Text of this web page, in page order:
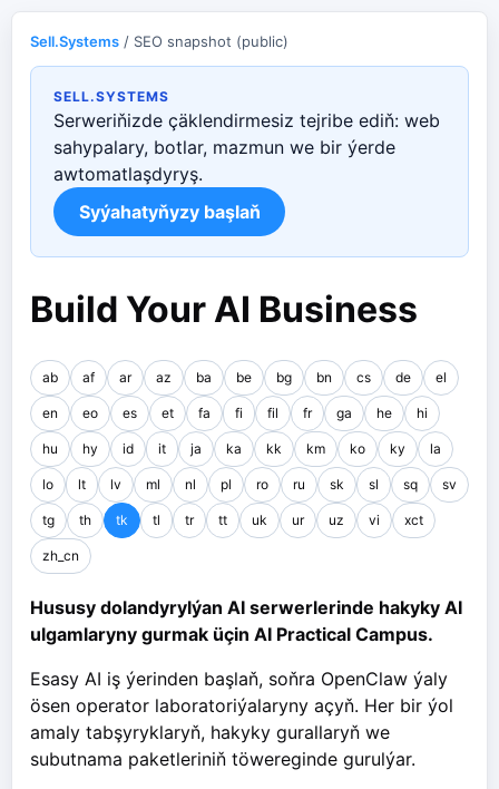
Sell.Systems / SEO snapshot (public)
SELL.SYSTEMS
Serweriňizde çäklendirmesiz tejribe ediň: web
sahypalary, botlar, mazmun we bir ýerde
awtomatlaşdyryş.
Syýahatyňyzy başlaň
Build Your AI Business
ab af ar az ba be bg bn cs de el
en eo es et fa fi fil fr ga he hi
hu hy id it ja ka kk km ko ky la
lo lt lv ml nl pl ro ru sk sl sq sv
tg th tk tl tr tt uk ur uz vi xct
zh_cn
Hususy dolandyrylýan AI serwerlerinde hakyky AI
ulgamlaryny gurmak üçin AI Practical Campus.
Esasy AI iş ýerinden başlaň, soňra OpenClaw ýaly
ösen operator laboratoriýalaryny açyň. Her bir ýol
amaly tabşyryklaryň, hakyky gurallaryň we
subutnama paketleriniň töwereginde gurulýar.